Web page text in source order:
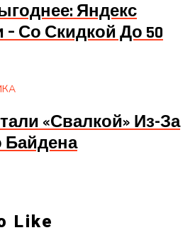
Яндекс
Со Скидкой До 50
«свалкой» Из-За
Байдена
Like